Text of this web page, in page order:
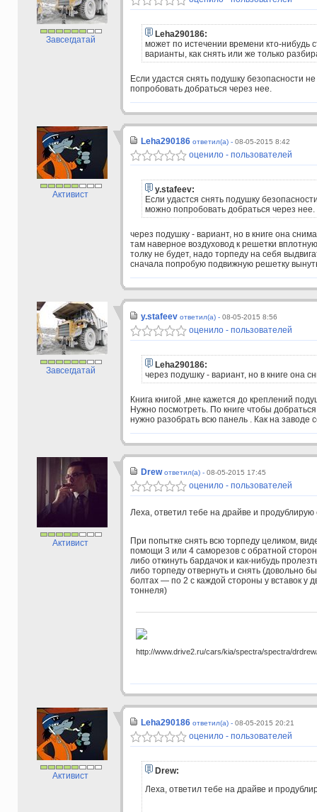
Завсегдатай
Leha290186:
может по истечении времени кто-нибудь
варианты, как снять или же только
Если удастся снять подушку безопасности
попробовать добраться через нее.
Активист
Leha290186 ответил(а) - 08-05-2015 8:42
оценило - пользователей
y.stafeev:
Если удастся снять подушку
можно попробовать добраться через нее.
через подушку - вариант, но в книге она
там наверное воздуховод к решетки
толку не будет, надо торпеду на себя
сначала попробую подвижную решетку
Завсегдатай
y.stafeev ответил(а) - 08-05-2015 8:56
оценило - пользователей
Leha290186:
через подушку - вариант, но в книге она
Книга книгой ,мне кажется до креплений
Нужно посмотреть. По книге чтобы
нужно разобрать всю панель . Как на заводе
Активист
Drew ответил(а) - 08-05-2015 17:45
оценило - пользователей
Леха, ответил тебе на драйве и
При попытке снять всю торпеду целиком,
помощи 3 или 4 саморезов с обратной
либо откинуть бардачок и как-нибудь
либо торпеду отвернуть и снять (довольно
болтах — по 2 с каждой стороны у вставок у
тоннеля)
http://www.drive2.ru/cars/kia/spectra/spectra/
Активист
Leha290186 ответил(а) - 08-05-2015 20:21
оценило - пользователей
Drew:
Леха, ответил тебе на драйве и